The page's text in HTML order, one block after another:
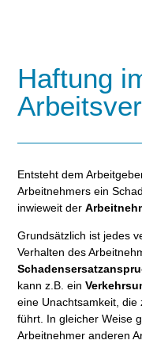
Haftung
Entsteht dem
Arbeitnehmers ein
inwieweit der
Grundsätzlich ist jedes
Verhalten des
kann z.B. ein
eine Unachtsamkeit, die
führt. In gleicher Weise
Arbeitnehmer anderen